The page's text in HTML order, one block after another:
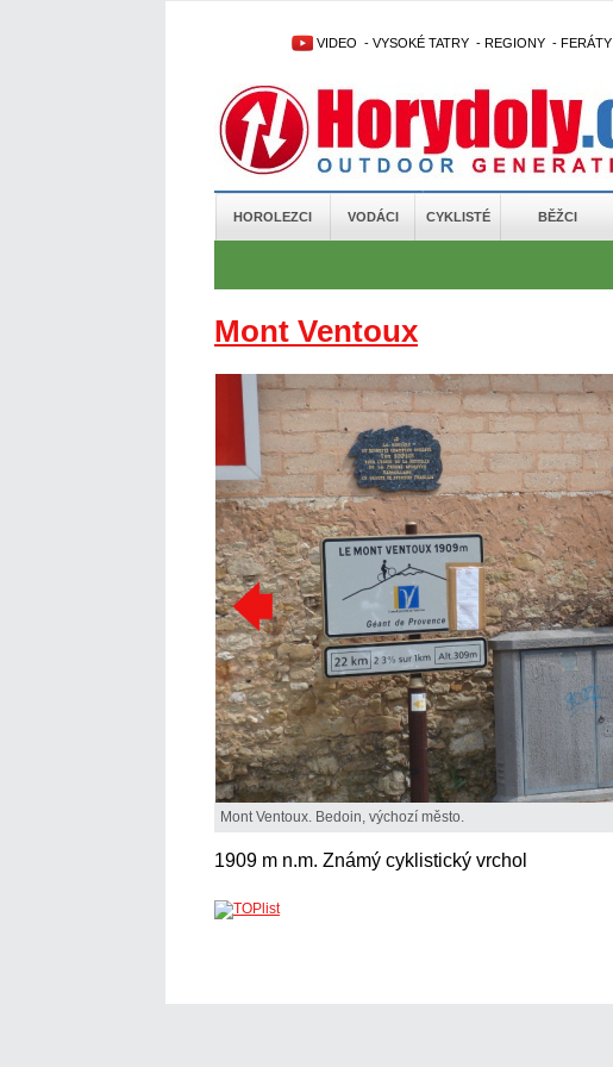
VIDEO - VYSOKÉ TATRY - REGIONY - FERÁTY
HOROLEZCI VODÁCI CYKLISTÉ BĚŽCI
Mont Ventoux
Mont Ventoux. Bedoin, výchozí město.
1909 m n.m. Známý cyklistický vrchol